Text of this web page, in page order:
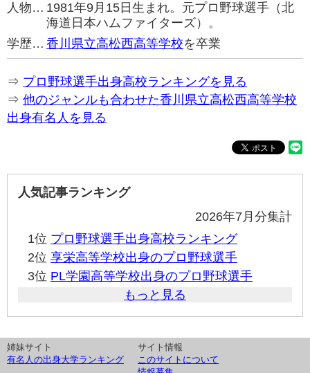
人物… 1981年9月15日生まれ。元プロ野球選手（北
海道日本ハムファイターズ）。
学歴… 香川県立高松西高等学校を卒業
⇒ プロ野球選手出身高校ランキングを見る
⇒ 他のジャンルも合わせた香川県立高松西高等学校
出身有名人を見る
人気記事ランキング
2026年7月分集計
1位 プロ野球選手出身高校ランキング
2位 享栄高等学校出身のプロ野球選手
3位 PL学園高等学校出身のプロ野球選手
もっと見る
姉妹サイト
有名人の出身大学ランキング
サイト情報
このサイトについて